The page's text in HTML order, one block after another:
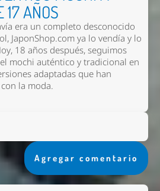
17 AÑOS
era un completo desconocido
JaponShop.com ya lo vendía y lo
18 años después, seguimos
mochi auténtico y tradicional en
adaptadas que han
la moda.
Agregar comentario